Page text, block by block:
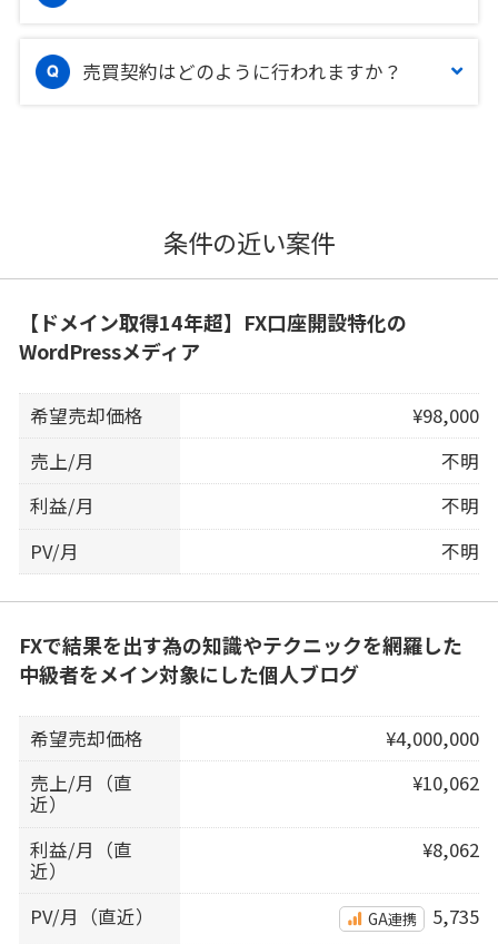
売買契約はどのように行われますか？
条件の近い案件
【ドメイン取得14年超】FX口座開設特化の
WordPressメディア
希望売却価格
¥98,000
売上/月
不明
利益/月
不明
PV/月
不明
FXで結果を出す為の知識やテクニックを網羅した
中級者をメイン対象にした個人ブログ
希望売却価格
¥4,000,000
売上/月（直
近）
¥10,062
利益/月（直
近）
¥8,062
PV/月（直近） GA連携 5,735